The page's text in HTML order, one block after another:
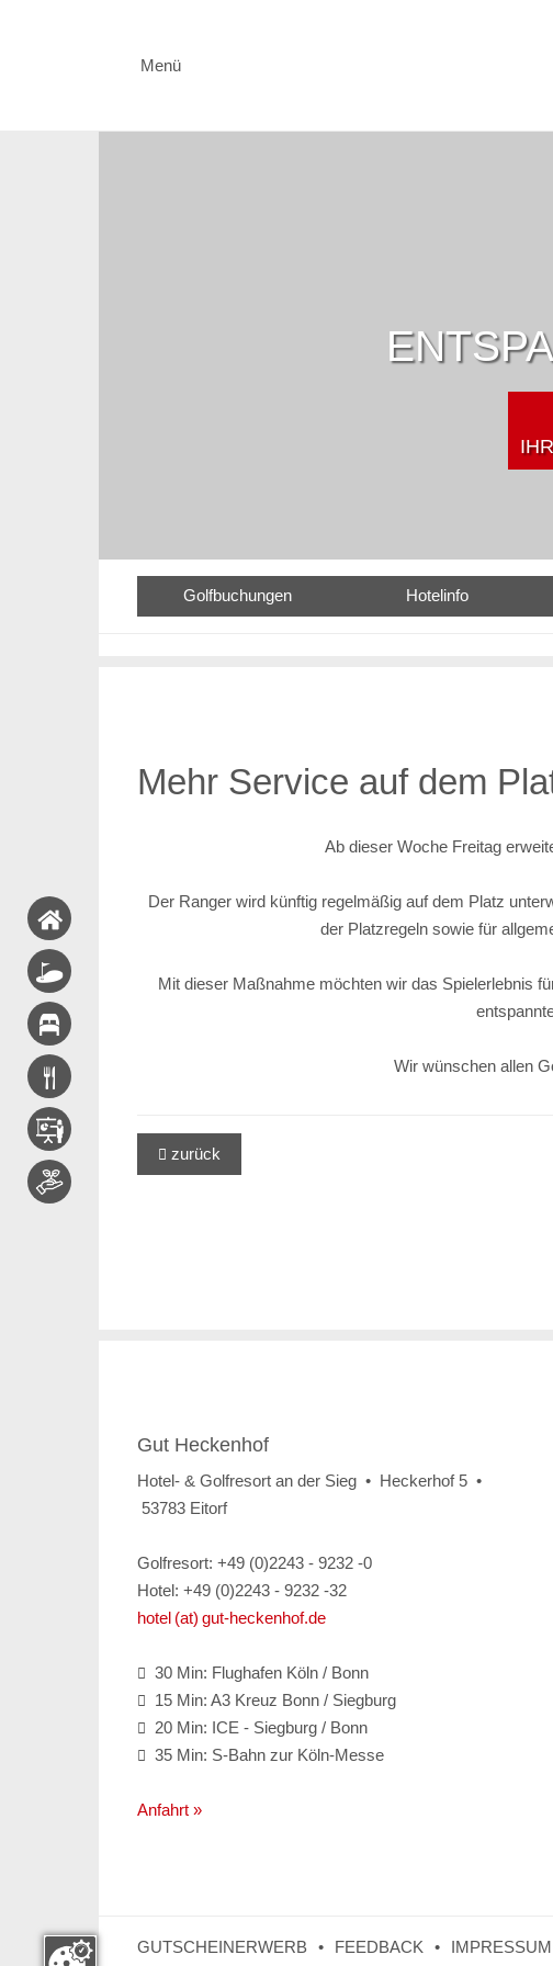
Menü
Golfbuchungen Hotelinfo
Mehr Service auf dem
Ab dieser Woche Freitag
Der Ranger wird künftig regelmäßig auf dem Platz
der Platzregeln sowie für
Mit dieser Maßnahme möchten wir das Spielerlebnis
Wir wünschen allen
 zurück
Gut Heckenhof
Hotel- & Golfresort an der Sieg • Heckerhof 5 •
53783 Eitorf
Golfresort: +49 (0)2243 - 9232 -0
Hotel: +49 (0)2243 - 9232 -32
hotel (at) gut-heckenhof.de
 30 Min: Flughafen Köln / Bonn
 15 Min: A3 Kreuz Bonn / Siegburg
 20 Min: ICE - Siegburg / Bonn
 35 Min: S-Bahn zur Köln-Messe
Anfahrt »
GUTSCHEINERWERB FEEDBACK IMPRESSUM